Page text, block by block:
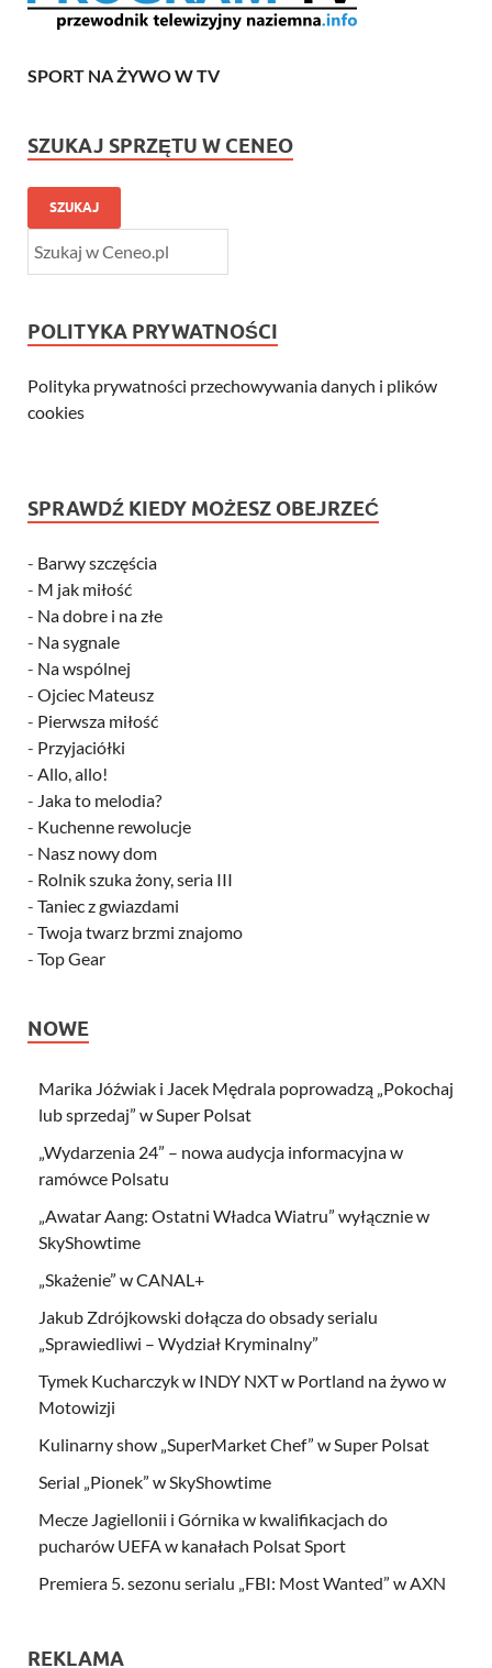
SPORT NA ŻYWO W TV
SZUKAJ SPRZĘTU W CENEO
SZUKAJ
POLITYKA PRYWATNOŚCI
Polityka prywatności przechowywania danych i plików
cookies
SPRAWDŹ KIEDY MOŻESZ OBEJRZEĆ
- Barwy szczęścia
- M jak miłość
- Na dobre i na złe
- Na sygnale
- Na wspólnej
- Ojciec Mateusz
- Pierwsza miłość
- Przyjaciółki
- Allo, allo!
- Jaka to melodia?
- Kuchenne rewolucje
- Nasz nowy dom
- Rolnik szuka żony, seria III
- Taniec z gwiazdami
- Twoja twarz brzmi znajomo
- Top Gear
NOWE
Marika Jóźwiak i Jacek Mędrala poprowadzą „Pokochaj
lub sprzedaj” w Super Polsat
„Wydarzenia 24” – nowa audycja informacyjna w
ramówce Polsatu
„Awatar Aang: Ostatni Władca Wiatru” wyłącznie w
SkyShowtime
„Skażenie” w CANAL+
Jakub Zdrójkowski dołącza do obsady serialu
„Sprawiedliwi – Wydział Kryminalny”
Tymek Kucharczyk w INDY NXT w Portland na żywo w
Motowizji
Kulinarny show „SuperMarket Chef” w Super Polsat
Serial „Pionek” w SkyShowtime
Mecze Jagiellonii i Górnika w kwalifikacjach do
pucharów UEFA w kanałach Polsat Sport
Premiera 5. sezonu serialu „FBI: Most Wanted” w AXN
REKLAMA